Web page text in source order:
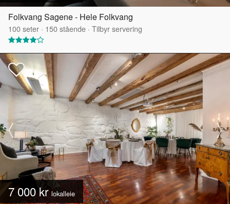
Folkvang Sagene - Hele Folkvang
100seter · 150stående · Tilbyr servering
7 000 krlokalleie